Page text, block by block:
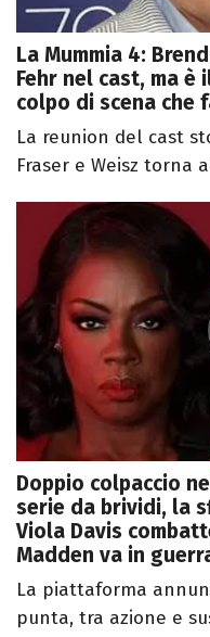
La Mummia 4:
Fehr nel cast, ma è
colpo di scena che
La reunion del cast
Fraser e Weisz torna
Doppio colpaccio
serie da brividi, la
Viola Davis
Madden va in
La piattaforma
punta, tra azione e